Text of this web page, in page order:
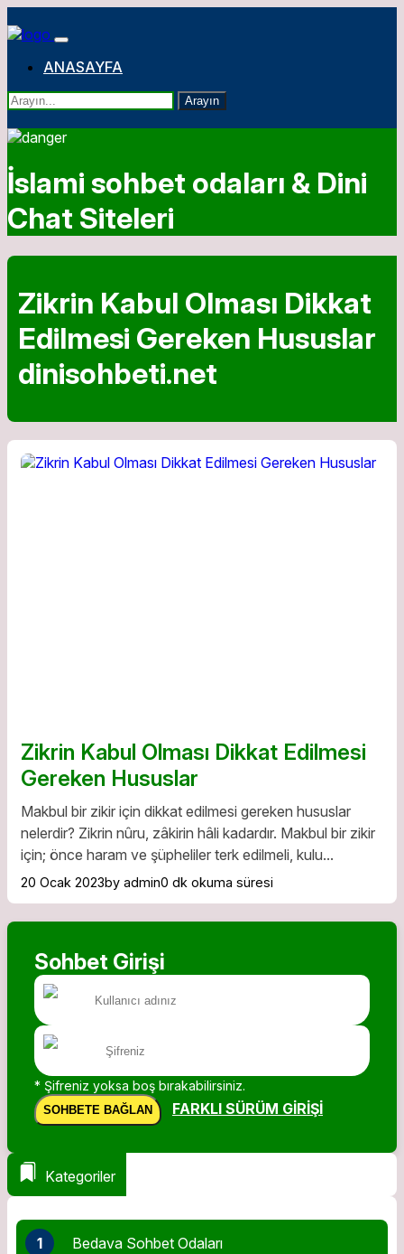
ANASAYFA
Arayın
İslami sohbet odaları & Dini
Chat Siteleri
Zikrin Kabul Olması Dikkat
Edilmesi Gereken Hususlar
dinisohbeti.net
Zikrin Kabul Olması Dikkat Edilmesi
Gereken Hususlar
Makbul bir zikir için dikkat edilmesi gereken hususlar
nelerdir? Zikrin nûru, zâkirin hâli kadardır. Makbul bir zikir
için; önce haram ve şüpheliler terk edilmeli, kulu...
20 Ocak 2023by admin0 dk okuma süresi
Sohbet Girişi
* Şifreniz yoksa boş bırakabilirsiniz.
SOHBETE BAĞLAN FARKLI SÜRÜM GIRIŞI
Kategoriler
1 Bedava Sohbet Odaları